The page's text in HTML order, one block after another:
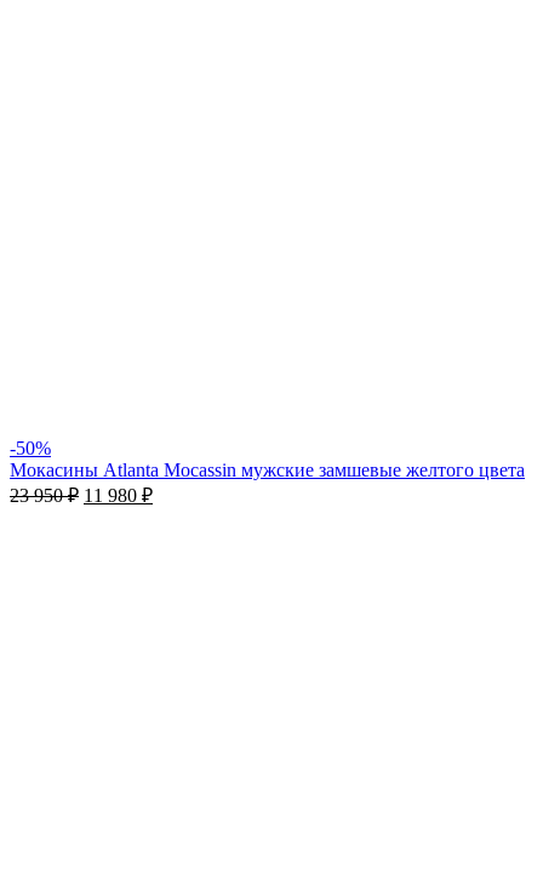
-50%
Мокасины Atlanta Mocassin мужские замшевые желтого цвета
23 950₽ 11 980 ₽